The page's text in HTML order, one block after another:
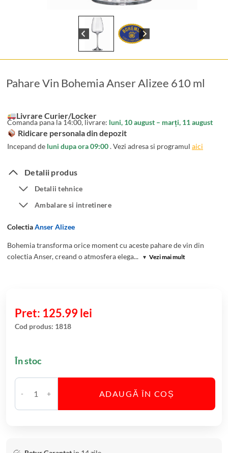
Pahare Vin Bohemia Anser Alizee 610 ml
Livrare Curier/Locker
Comanda pana la 14:00, livrare: luni, 10 august – marți, 11 august
Ridicare personala din depozit
Incepand de luni dupa ora 09:00. Vezi adresa si programul aici
Detalii produs
Detalii tehnice
Ambalare si intretinere
ColectiaAnser Alizee
Bohemia transforma orice moment cu aceste pahare de vin din
colectia Anser, creand o atmosfera elega... ▾ Vezi mai mult
125.99lei
Cod produs: 1818
În stoc
C
a
i
ADAUGĂ ÎN COȘ